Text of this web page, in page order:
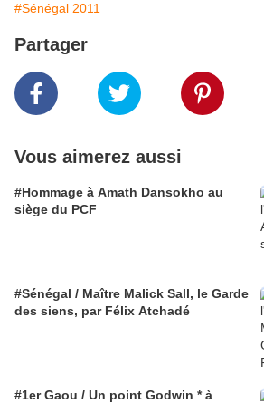
#Sénégal 2011
Partager
Vous aimerez aussi
#Hommage à Amath Dansokho au
siège du PCF
#Sénégal / Maître Malick Sall, le Garde
des siens, par Félix Atchadé
#1er Gaou / Un point Godwin * à